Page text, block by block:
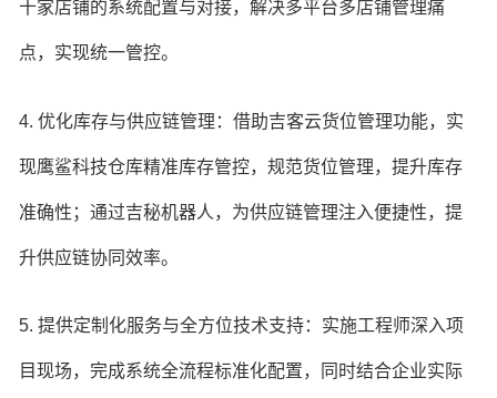
十家店铺的系统配置与对接，解决多平台多店铺管理痛
点，实现统一管控。
4. 优化库存与供应链管理：借助吉客云货位管理功能，实
现鹰鲨科技仓库精准库存管控，规范货位管理，提升库存
准确性；通过吉秘机器人，为供应链管理注入便捷性，提
升供应链协同效率。
5. 提供定制化服务与全方位技术支持：实施工程师深入项
目现场，完成系统全流程标准化配置，同时结合企业实际